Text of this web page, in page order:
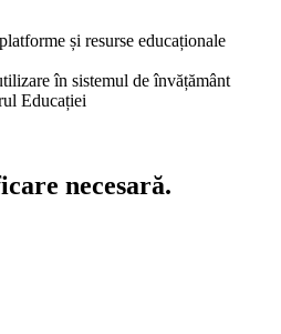
și resurse educaționale
în sistemul de învățământ
Educației
necesară.